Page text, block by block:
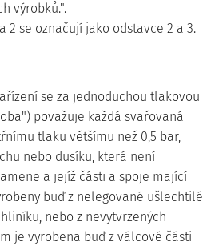
výrobků.".
2 se označují jako odstavce 2 a 3.
se za jednoduchou tlakovou
považuje každá svařovaná
tlaku většímu než 0,5 bar,
nebo dusíku, která není
a jejíž části a spoje mající
buď z nelegované ušlechtilé
nebo z nevytvrzených
je vyrobena buď z válcové části